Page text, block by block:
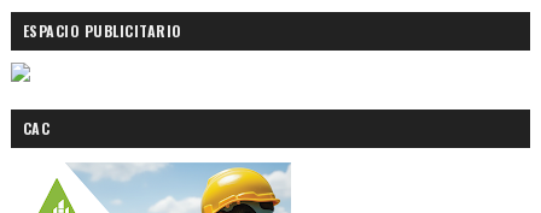
ESPACIO PUBLICITARIO
CAC